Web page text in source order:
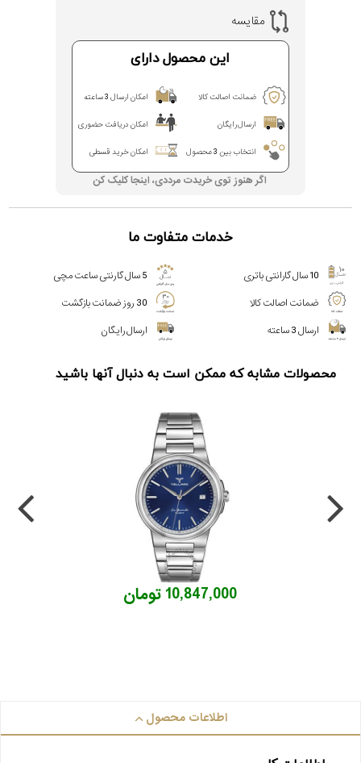
مقایسه
این محصول دارای
ضمانت اصالت کالا امکان ارسال 3 ساعته
ارسال رایگان امکان دریافت حضوری
انتخاب بین 3 محصول امکان خرید قسطی
اگر هنوز توی خریدت مرددی، اینجا کلیک کن
خدمات متفاوت ما
10 سال گارانتی باتری
5 سال گارنتی ساعت مچی
ضمانت اصالت کالا
30 روز ضمانت بازگشت
ارسال 3 ساعته
ارسال رایگان
محصولات مشابه که ممکن است به دنبال آنها باشید
10,847,000 تومان
اطلاعات محصول